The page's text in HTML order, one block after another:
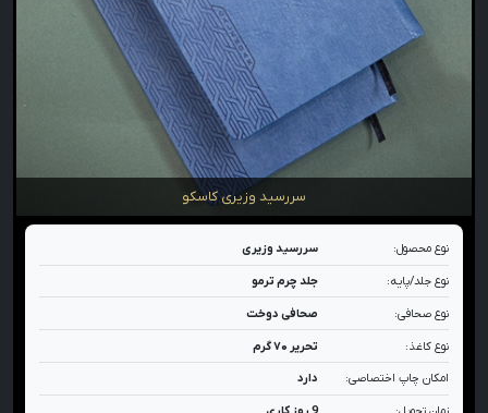
سررسید وزیری کاسکو
نوع محصول: سررسید وزیری
نوع جلد/پایه: جلد چرم ترمو
نوع صحافی: صحافی دوخت
نوع کاغذ: تحریر ۷۰ گرم
امکان چاپ اختصاصی: دارد